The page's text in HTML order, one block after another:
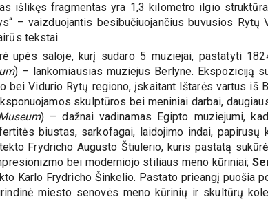
išlikęs fragmentas yra 1,3 kilometro ilgio struktūra
– vaizduojantis besibučiuojančius buvusios Rytų
tekstai.
upės saloje, kurį sudaro 5 muziejai, pastatyti
) – lankomiausias muziejus Berlyne. Ekspoziciją
bei Vidurio Rytų regiono, įskaitant Ištarės vartus iš
skulptūros bei meniniai darbai,
) – dažnai vadinamas Egipto muziejumi,
biustas, sarkofagai, laidojimo indai, papirusų
Frydricho Augusto Štiulerio, kuris pastatą
bei moderniojo stiliaus meno kūriniai;
Karlo Frydricho Šinkelio. Pastato prieangį puošia
miesto senovės meno kūrinių ir skultūrų